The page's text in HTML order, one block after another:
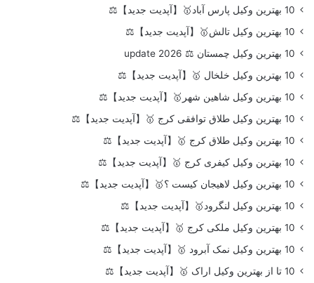
10 بهترین وکیل پارس آباد🥇【آپدیت جدید】⚖️
10 بهترین وکیل تالش🥇【آپدیت جدید】⚖️
10 بهترین وکیل چمستان ⚖️ update 2026
10 بهترین وکیل خلخال 🥇【آپدیت جدید】⚖️
10 بهترین وکیل شاهین شهر🥇【آپدیت جدید】⚖️
10 بهترین وکیل طلاق توافقی کرج 🥇【آپدیت جدید】⚖️
10 بهترین وکیل طلاق کرج 🥇【آپدیت جدید】⚖️
10 بهترین وکیل کیفری کرج 🥇【آپدیت جدید】⚖️
10 بهترین وکیل لاهیجان کیست ؟🥇【آپدیت جدید】⚖️
10 بهترین وکیل لنگرود🥇【آپدیت جدید】⚖️
10 بهترین وکیل ملکی کرج 🥇【آپدیت جدید】⚖️
10 بهترین وکیل نمک آبرود 🥇【آپدیت جدید】⚖️
10 تا از بهترین وکیل اراک 🥇【آپدیت جدید】⚖️